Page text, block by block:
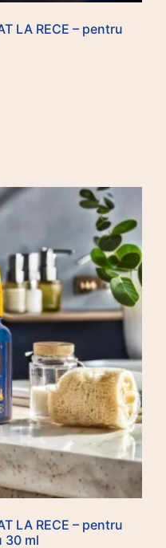
LA RECE – pentru
LA RECE – pentru
30 ml